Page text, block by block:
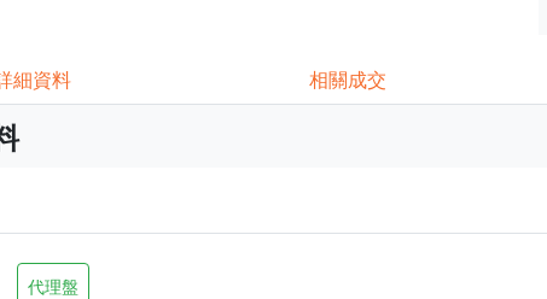
細資料 相關成交
代理盤